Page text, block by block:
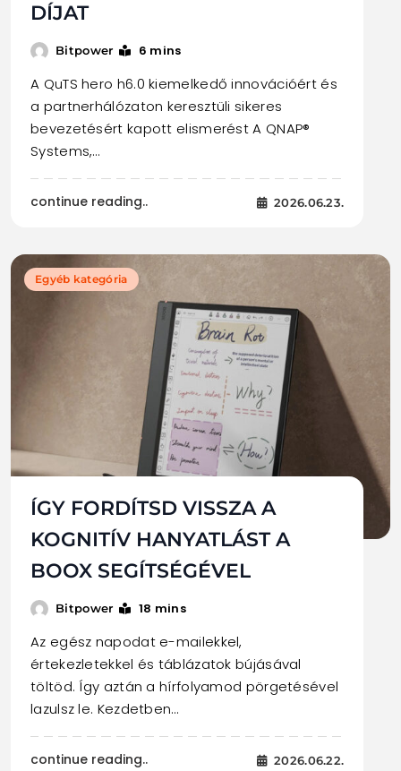
DÍJAT
Bitpower 6 mins
A QuTS hero h6.0 kiemelkedő innovációért és
a partnerhálózaton keresztüli sikeres
bevezetésért kapott elismerést A QNAP®
Systems,…
continue reading.. 2026.06.23.
Egyéb kategória
ÍGY FORDÍTSD VISSZA A
KOGNITÍV HANYATLÁST A
BOOX SEGÍTSÉGÉVEL
Bitpower 18 mins
Az egész napodat e-mailekkel,
értekezletekkel és táblázatok bújásával
töltöd. Így aztán a hírfolyamod pörgetésével
lazulsz le. Kezdetben…
continue reading.. 2026.06.22.